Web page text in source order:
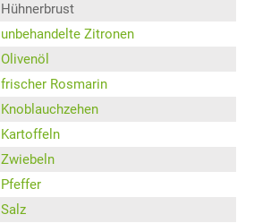
Hühnerbrust
unbehandelte Zitronen
Olivenöl
frischer Rosmarin
Knoblauchzehen
Kartoffeln
Zwiebeln
Pfeffer
Salz